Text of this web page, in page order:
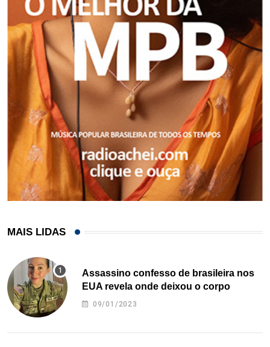
MAIS LIDAS
Assassino confesso de brasileira nos
EUA revela onde deixou o corpo
09/01/2023